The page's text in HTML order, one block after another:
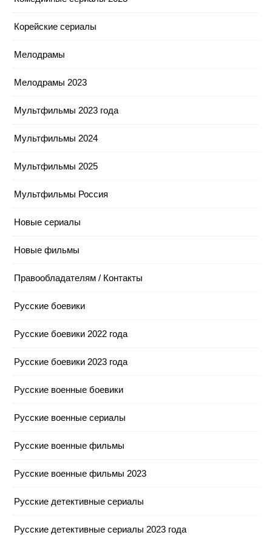
Корейские сериалы
Мелодрамы
Мелодрамы 2023
Мультфильмы 2023 года
Мультфильмы 2024
Мультфильмы 2025
Мультфильмы Россия
Новые сериалы
Новые фильмы
Правообладателям / Контакты
Русские боевики
Русские боевики 2022 года
Русские боевики 2023 года
Русские военные боевики
Русские военные сериалы
Русские военные фильмы
Русские военные фильмы 2023
Русские детективные сериалы
Русские детективные сериалы 2023 года